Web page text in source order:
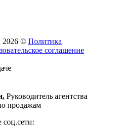
2026 © Политика
соглашение
Руководитель агентства
продажам
соц.сети: